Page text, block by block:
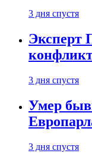
3 дня спустя
Эксперт
3 дня спустя
Умер
3 дня спустя